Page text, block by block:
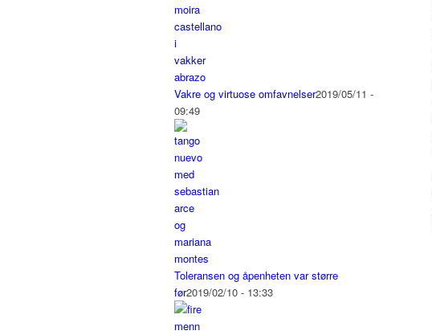
Vakre og virtuose omfavnelser2019/05/11 -
09:49
Toleransen og åpenheten var større
før2019/02/10 - 13:33